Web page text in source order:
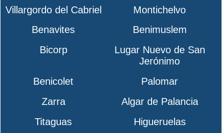
Villargordo del Cabriel
Montichelvo
Benavites
Benimuslem
Bicorp
Lugar Nuevo de San
Jerónimo
Benicolet
Palomar
Zarra
Algar de Palancia
Titaguas
Higueruelas